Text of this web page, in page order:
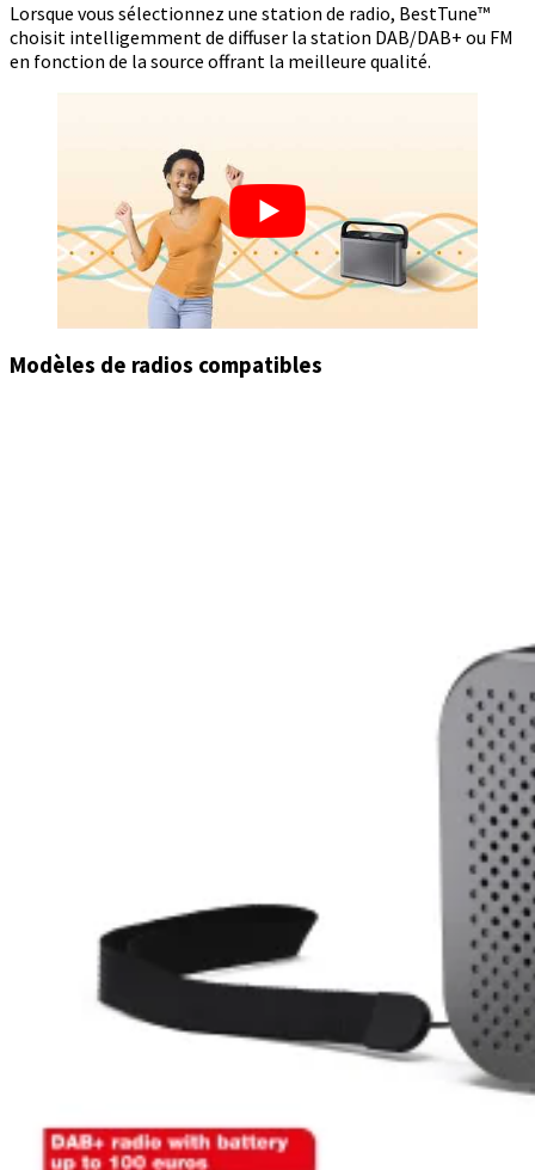
Lorsque vous sélectionnez une station de radio, BestTune™
choisit intelligemment de diffuser la station DAB/DAB+ ou FM
en fonction de la source offrant la meilleure qualité.
Modèles de radios compatibles